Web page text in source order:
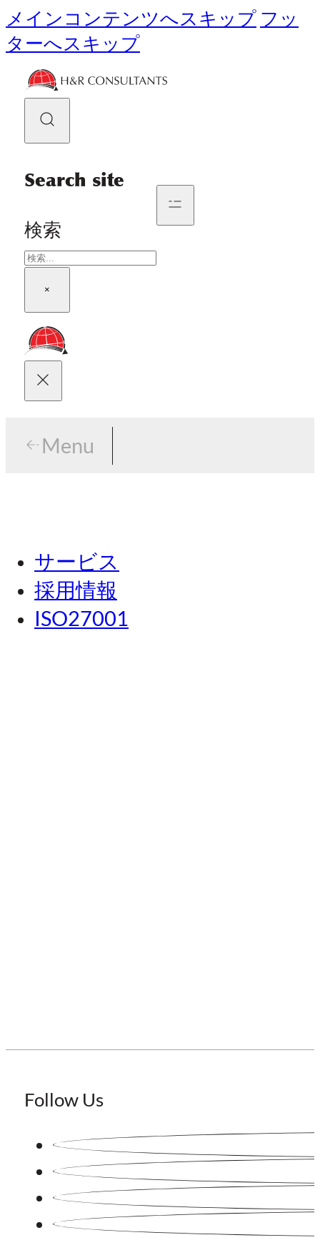
メインコンテンツへスキップ フッ
ターへスキップ
Search site
検索
×
Menu
東京
名古屋
関西
Menu
サービス
採用情報
ISO27001
Follow Us